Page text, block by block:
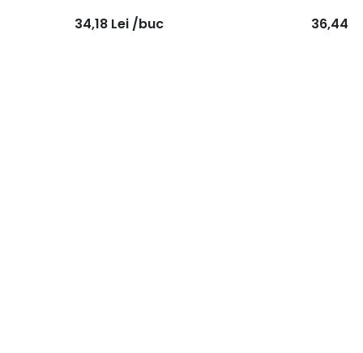
34,18 Lei /buc 36,44